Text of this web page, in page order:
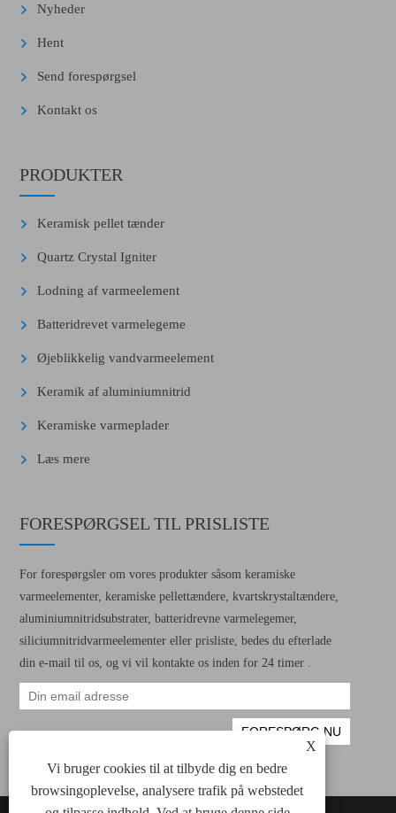
X
Vi bruger cookies til at tilbyde dig en bedre
browsingoplevelse, analysere trafik på webstedet
Nyheder
Hent
Send forespørgsel
Kontakt os
PRODUKTER
Keramisk pellet tænder
Quartz Crystal Igniter
Lodning af varmeelement
Batteridrevet varmelegeme
Øjeblikkelig vandvarmeelement
Keramik af aluminiumnitrid
Keramiske varmeplader
Læs mere
FORESPØRGSEL TIL PRISLISTE
For forespørgsler om vores produkter såsom keramiske
varmeelementer, keramiske pellettændere, kvartskrystaltændere,
aluminiumnitridsubstrater, batteridrevne varmelegemer,
siliciumnitridvarmeelementer eller prisliste, bedes du efterlade
din e-mail til os, og vi vil kontakte os inden for 24 timer .